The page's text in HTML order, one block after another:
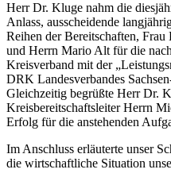
Herr Dr. Kluge nahm die
Anlass, ausscheidende
Reihen der Bereitschaften,
und Herrn Mario Alt für die
Kreisverband mit der
DRK Landesverbandes
Gleichzeitig begrüßte Herr Dr.
Kreisbereitschaftsleiter Herrn
Erfolg für die anstehenden
Im Anschluss erläuterte unser
die wirtschaftliche Situation